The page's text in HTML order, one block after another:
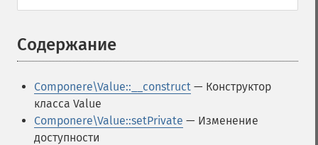
Содержание
Componere\Value::__construct — Конструктор
класса Value
Componere\Value::setPrivate — Изменение
доступности